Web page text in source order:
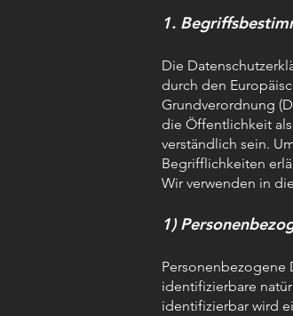
1.
Die
durch den
Grundverordnung
die Öffentlichkeit
verständlich sein.
Begrifflichkeiten
Wir verwenden in
1)
Personenbezogene
identifizierbare
identifizierbar wird